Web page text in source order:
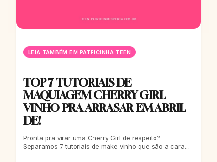
LEIA TAMBÉM EM PATRICINHA TEEN
TOP 7 TUTORIAIS DE
MAQUIAGEM CHERRY GIRL
VINHO PRA ARRASAR EM ABRIL
DE!
Pronta pra virar uma Cherry Girl de respeito?
Separamos 7 tutoriais de make vinho que são a cara